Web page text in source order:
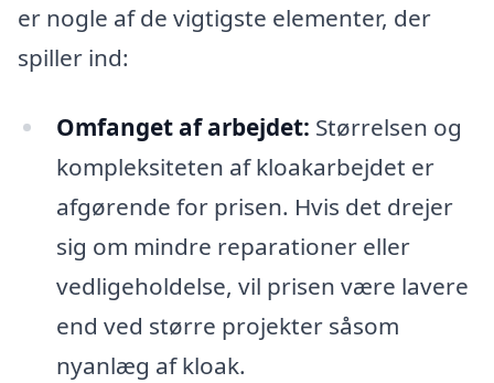
er nogle af de vigtigste elementer, der
spiller ind:
Omfanget af arbejdet: Størrelsen og
kompleksiteten af kloakarbejdet er
afgørende for prisen. Hvis det drejer
sig om mindre reparationer eller
vedligeholdelse, vil prisen være lavere
end ved større projekter såsom
nyanlæg af kloak.